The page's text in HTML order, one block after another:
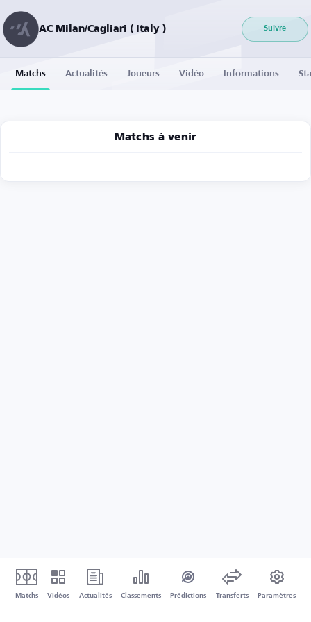
AC Milan/Cagliari ( Italy ) Suivre
Matchs Actualités Joueurs Vidéo Informations
Matchs à venir
Matchs Vidéos Actualités Classements Prédictions Transferts Paramètres